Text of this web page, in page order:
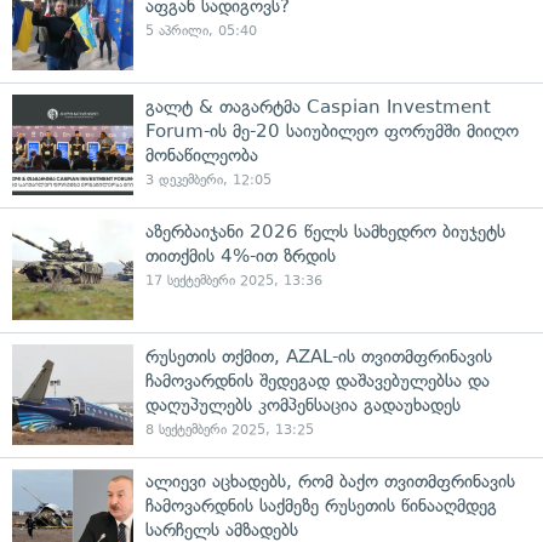
აფგან სადიგოვს?
5 აპრილი, 05:40
გალტ & თაგარტმა Caspian Investment
Forum-ის მე-20 საიუბილეო ფორუმში მიიღო
მონაწილეობა
3 დეკემბერი, 12:05
აზერბაიჯანი 2026 წელს სამხედრო ბიუჯეტს
თითქმის 4%-ით ზრდის
17 სექტემბერი 2025, 13:36
რუსეთის თქმით, AZAL-ის თვითმფრინავის
ჩამოვარდნის შედეგად დაშავებულებსა და
დაღუპულებს კომპენსაცია გადაუხადეს
8 სექტემბერი 2025, 13:25
ალიევი აცხადებს, რომ ბაქო თვითმფრინავის
ჩამოვარდნის საქმეზე რუსეთის წინააღმდეგ
სარჩელს ამზადებს